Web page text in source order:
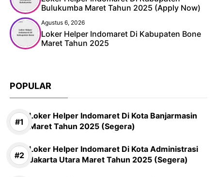
Bulukumba Maret Tahun 2025 (Apply Now)
Agustus 6, 2026
Loker Helper Indomaret Di Kabupaten Bone
Maret Tahun 2025
POPULAR
Loker Helper Indomaret Di Kota Banjarmasin
Maret Tahun 2025 (Segera)
Loker Helper Indomaret Di Kota Administrasi
Jakarta Utara Maret Tahun 2025 (Segera)